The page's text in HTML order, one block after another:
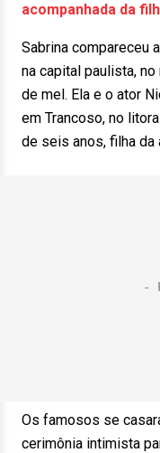
acompanhada da
Sabrina compareceu
na capital paulista,
de mel. Ela e o ator
em Trancoso, no
de seis anos, filha da
Os famosos se
cerimônia intimista